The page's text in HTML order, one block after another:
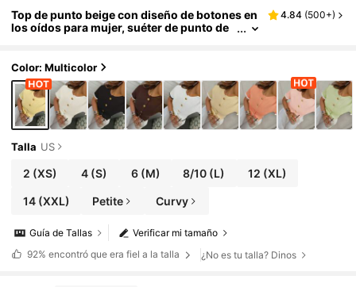
Top de punto beige con diseño de botones en
los oídos para mujer, suéter de punto de
4.84 (500+)
Color: Multicolor
Talla US
2 (XS) 4(S) 6(M) 8/10 (L) 12 (XL)
14(XXL) Petite Curvy
Verificar mi tamaño
Guía de Tallas
92% encontró que era fiel a la talla ¿No es tu talla? Dinos